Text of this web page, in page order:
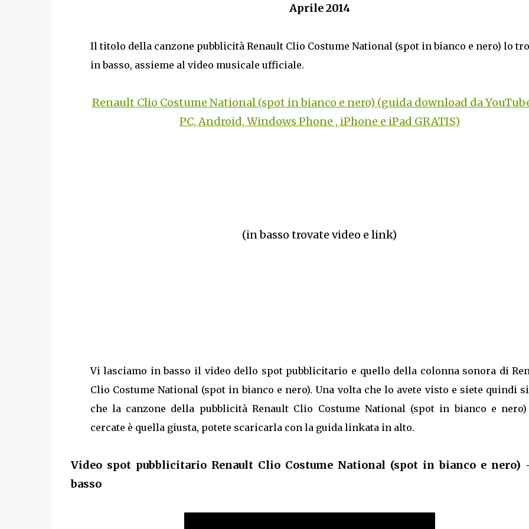
Aprile 2014
Il titolo della canzone pubblicità Renault Clio Costume National (spot in bianco e nero) lo
in basso, assieme al video musicale ufficiale.
Renault Clio Costume National (spot in bianco e nero) (guida download da
PC, Android, Windows Phone , iPhone e iPad GRATIS)
(in basso trovate video e link)
Vi lasciamo in basso il video dello spot pubblicitario e quello della colonna sonora di
Clio Costume National (spot in bianco e nero). Una volta che lo avete visto e siete quindi
che la canzone della pubblicità Renault Clio Costume National (spot in bianco e nero)
cercate è quella giusta, potete scaricarla con la guida linkata in alto.
Video spot pubblicitario Renault Clio Costume National (spot in bianco e nero)
basso